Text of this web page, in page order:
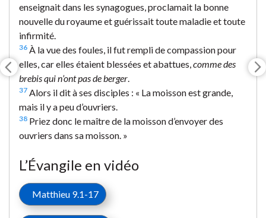
enseignait dans les synagogues, proclamait la bonne
nouvelle du royaume et guérissait toute maladie et toute
infirmité.
36 À la vue des foules, il fut rempli de compassion pour
elles, car elles étaient blessées et abattues, comme des
brebis qui n’ont pas de berger
37 Alors il dit à ses disciples : « La moisson est grande,
mais il y a peu d’ouvriers.
38 Priez donc le maître de la moisson d’envoyer des
ouvriers dans sa moisson. »
L’Évangile en vidéo
Matthieu 9.1-17